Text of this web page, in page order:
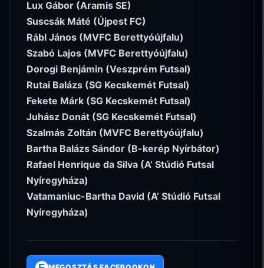
Lux Gábor (Aramis SE)
Suscsák Máté (Újpest FC)
Rábl János (MVFC Berettyóújfalu)
Szabó Lajos (MVFC Berettyóújfalu)
Dorogi Benjámin (Veszprém Futsal)
Rutai Balázs (SG Kecskemét Futsal)
Fekete Márk (SG Kecskemét Futsal)
Juhász Donát (SG Kecskemét Futsal)
Szalmás Zoltán (MVFC Berettyóújfalu)
Bartha Balázs Sándor (B-kerép Nyírbátor)
Rafael Henrique da Silva (A’ Stúdió Futsal
Nyíregyháza)
Vatamaniuc-Bartha David (A’ Stúdió Futsal
Nyíregyháza)